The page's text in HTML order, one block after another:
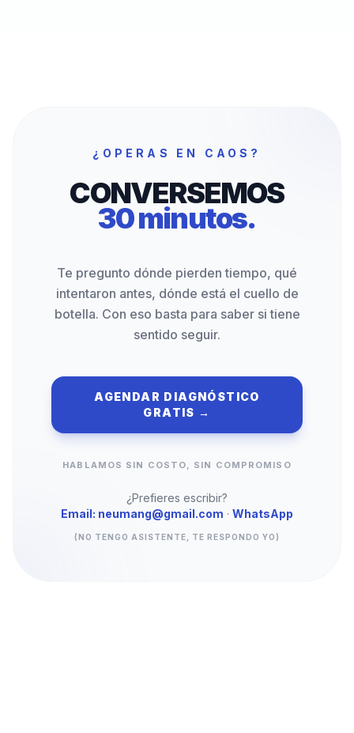
¿OPERAS EN CAOS?
CONVERSEMOS
30 minutos.
Te pregunto dónde pierden tiempo, qué
intentaron antes, dónde está el cuello de
botella. Con eso basta para saber si tiene
sentido seguir.
AGENDAR DIAGNÓSTICO
GRATIS →
HABLAMOS SIN COSTO, SIN COMPROMISO
¿Prefieres escribir?
Email: neumang@gmail.com · WhatsApp
(NO TENGO ASISTENTE, TE RESPONDO YO)